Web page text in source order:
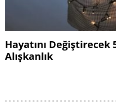
Hayatını Değiştirecek
Alışkanlık